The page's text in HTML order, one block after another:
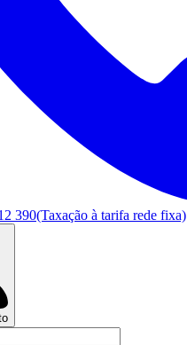
390(Taxação à tarifa rede fixa)